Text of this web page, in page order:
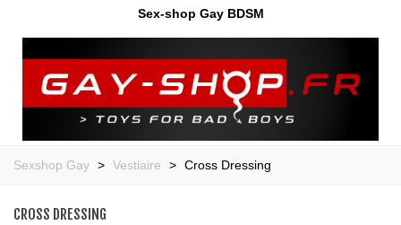
Sex-shop Gay BDSM
Sexshop Gay > Vestiaire > Cross Dressing
CROSS DRESSING